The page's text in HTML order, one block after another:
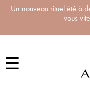
Un nouveau rituel été à
vous
☰